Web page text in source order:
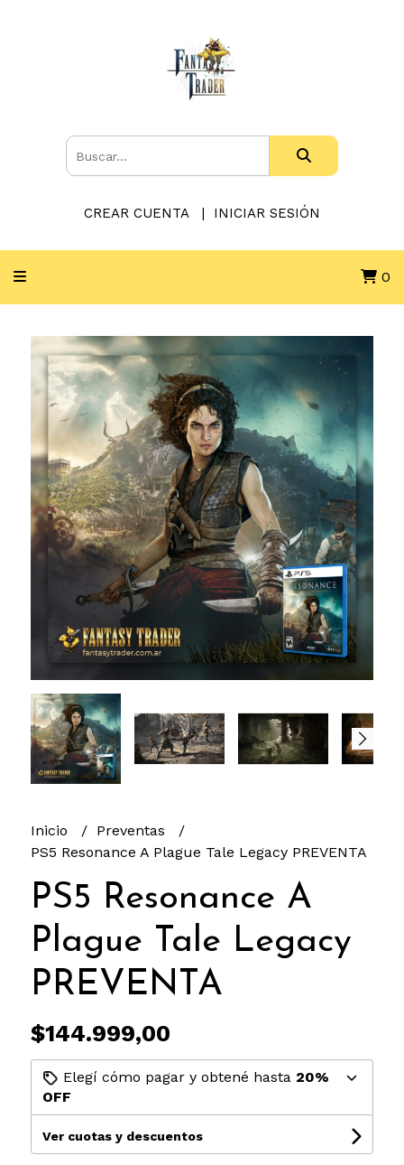
CREAR CUENTA INICIAR SESIÓN
0
Inicio
Preventas
PS5 Resonance A Plague Tale Legacy PREVENTA
PS5 Resonance A
Plague Tale Legacy
PREVENTA
$144.999,00
Elegí cómo pagar y obtené hasta 20%
OFF
Ver cuotas y descuentos